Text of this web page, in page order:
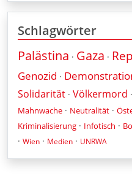
Schlagwörter
Palästina · Gaza ·
Genozid ·
Solidarität · Völkermord ·
Mahnwache · Neutralität ·
Kriminalisierung · Infotisch ·
· Wien · Medien · UNRWA